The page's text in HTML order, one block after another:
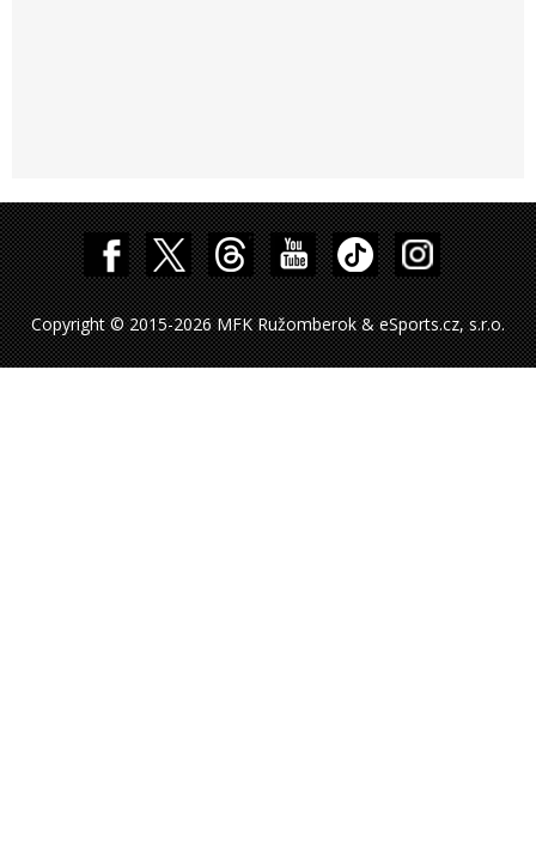
Copyright © 2015-2026 MFK Ružomberok & eSports.cz, s.r.o.